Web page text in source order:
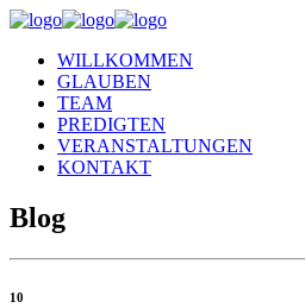
WILLKOMMEN
GLAUBEN
TEAM
PREDIGTEN
VERANSTALTUNGEN
KONTAKT
Blog
10